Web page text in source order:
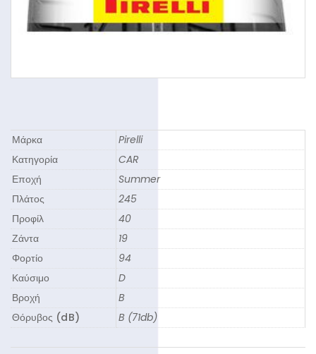
Μάρκα
Pirelli
Κατηγορία
CAR
Εποχή
Summer
Πλάτος
245
Προφίλ
40
Ζάντα
19
Φορτίο
94
Καύσιμο
D
Βροχή
B
Θόρυβος (dB)
B (71db)